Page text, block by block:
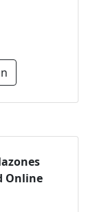
Online